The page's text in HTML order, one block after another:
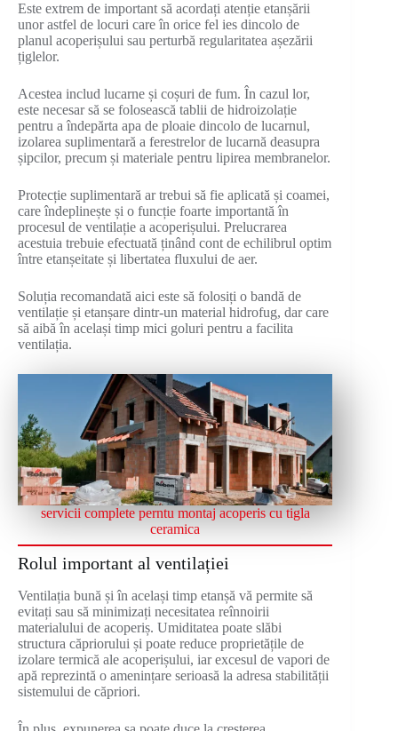
Este extrem de important să acordați atenție etanșării
unor astfel de locuri care în orice fel ies dincolo de
planul acoperișului sau perturbă regularitatea așezării
țiglelor.
Acestea includ lucarne și coșuri de fum. În cazul lor,
este necesar să se folosească tablii de hidroizolație
pentru a îndepărta apa de ploaie dincolo de lucarnul,
izolarea suplimentară a ferestrelor de lucarnă deasupra
șipcilor, precum și materiale pentru lipirea membranelor.
Protecție suplimentară ar trebui să fie aplicată și coamei,
care îndeplinește și o funcție foarte importantă în
procesul de ventilație a acoperișului. Prelucrarea
acestuia trebuie efectuată ținând cont de echilibrul optim
între etanșeitate și libertatea fluxului de aer.
Soluția recomandată aici este să folosiți o bandă de
ventilație și etanșare dintr-un material hidrofug, dar care
să aibă în același timp mici goluri pentru a facilita
ventilația.
servicii complete perntu montaj acoperis cu tigla
ceramica
Rolul important al ventilației
Ventilația bună și în același timp etanșă vă permite să
evitați sau să minimizați necesitatea reînnoirii
materialului de acoperiș. Umiditatea poate slăbi
structura căpriorului și poate reduce proprietățile de
izolare termică ale acoperișului, iar excesul de vapori de
apă reprezintă o amenințare serioasă la adresa stabilității
sistemului de căpriori.